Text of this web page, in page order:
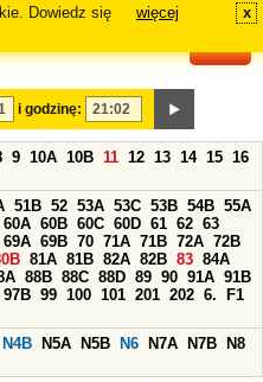
Dowiedz się
więcej x
i godzinę:
9 10A 10B 11 12 13 14 15 16
51B 52 53A 53C 53B 54B 55A
60A 60B 60C 60D 61 62 63
69A 69B 70 71A 71B 72A 72B
81A 81B 82A 82B 83 84A
88B 88C 88D 89 90 91A 91B
97B 99 100 101 201 202 6.
F1
N4B N5A N5B N6 N7A N7B
N8